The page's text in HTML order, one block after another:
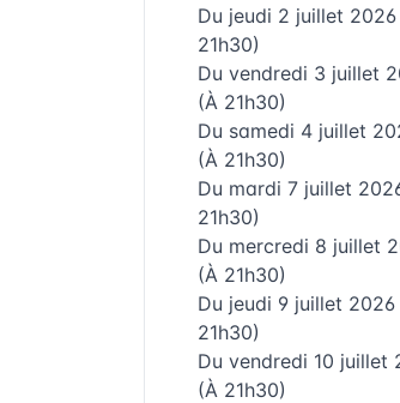
Du jeudi 2 juillet
21h30)
Duvendredi 3 juillet
(À 21h30)
Du samedi 4 juillet
(À 21h30)
Du mardi 7 juillet
21h30)
Du mercredi 8 juillet
(À 21h30)
Du jeudi 9 juillet
21h30)
Duvendredi 10 juillet
(À 21h30)